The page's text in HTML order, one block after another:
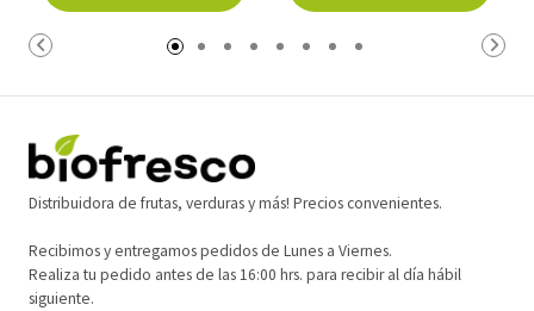
Carro
Distribuidora de frutas, verduras y más! Precios convenientes.
Recibimos y entregamos pedidos de Lunes a Viernes.
Realiza tu pedido antes de las 16:00 hrs. para recibir al día hábil
siguiente.